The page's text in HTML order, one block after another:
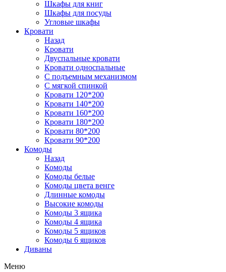
Шкафы для книг
Шкафы для посуды
Угловые шкафы
Кровати
Назад
Кровати
Двуспальные кровати
Кровати односпальные
С подъемным механизмом
С мягкой спинкой
Кровати 120*200
Кровати 140*200
Кровати 160*200
Кровати 180*200
Кровати 80*200
Кровати 90*200
Комоды
Назад
Комоды
Комоды белые
Комоды цвета венге
Длинные комоды
Высокие комоды
Комоды 3 ящика
Комоды 4 ящика
Комоды 5 ящиков
Комоды 6 ящиков
Диваны
Меню